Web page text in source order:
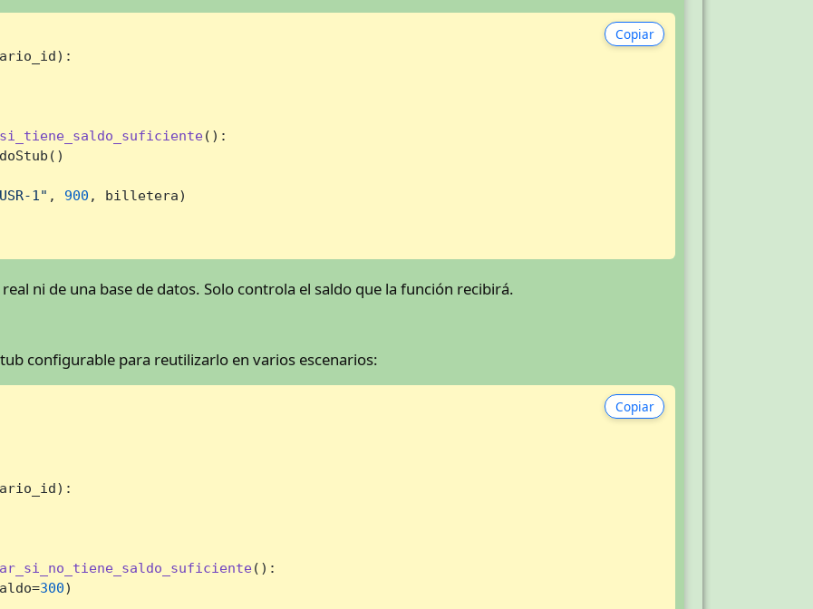
Copiar
):
():
1" , 900 , billetera)
ni de una base de datos. Solo controla el saldo que la función recibirá.
configurable para reutilizarlo en varios escenarios:
Copiar
):
():
300)